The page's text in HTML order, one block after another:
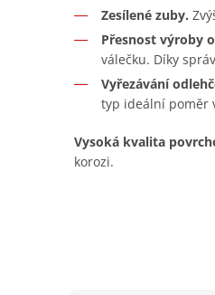
Zesílené zuby.
Přesnost výroby
válečku. Díky
Vyřezávání
typ ideální poměr
Vysoká kvalita
korozi.